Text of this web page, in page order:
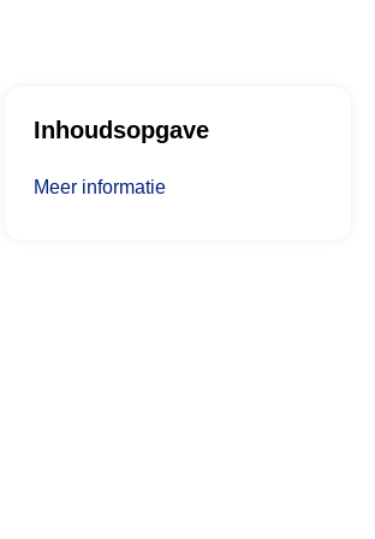
Inhoudsopgave
Meer informatie